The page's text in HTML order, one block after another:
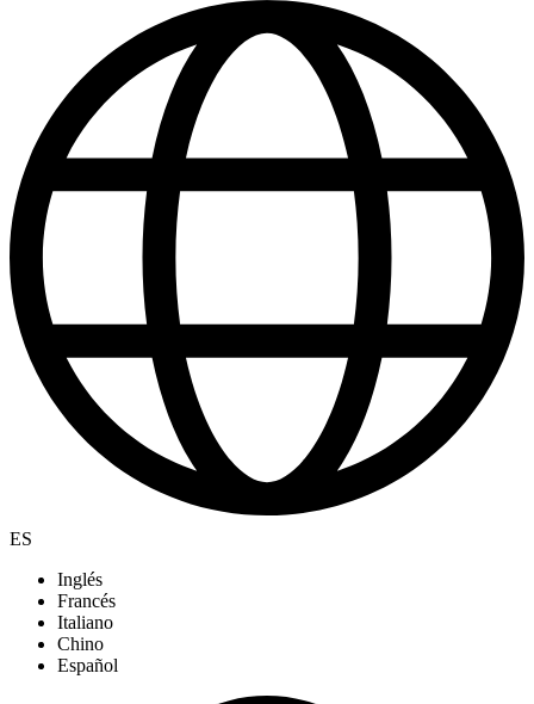
ES
Inglés
Francés
Italiano
Chino
Español